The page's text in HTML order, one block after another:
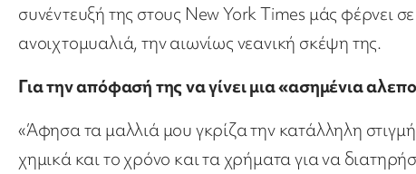
συνέντευξή της στους New York Times μάς φέρνει
ανοιχτομυαλιά, την αιωνίως νεανική σκέψη της.
Για την απόφασή της να γίνει μια «ασημένια
«Άφησα τα μαλλιά μου γκρίζα την κατάλληλη
χημικά και το χρόνο και τα χρήματα για να